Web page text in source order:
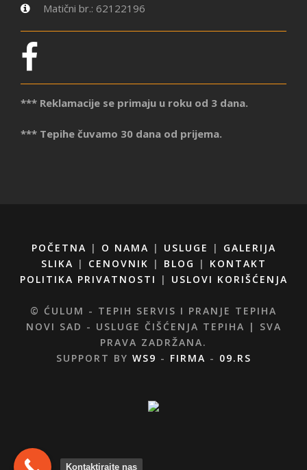
Matični br.: 62122196
*** Reklamacije se primaju u roku od 3 dana.
*** Tepihe čuvamo 30 dana od prijema.
POČETNA | O NAMA | USLUGE | GALERIJA
SLIKA | CENOVNIK | BLOG | KONTAKT
POLITIKA PRIVATNOSTI
| USLOVI KORIŠĆENJA
© ĆULUM - TEPIH SERVIS I PRANJE TEPIHA
NOVI SAD - USLUGE ČIŠĆENJA TEPIHA | SVA
PRAVA ZADRŽANA.
SUPPORT BY WS9 - FIRMA - 09.RS
Kontaktirajte nas